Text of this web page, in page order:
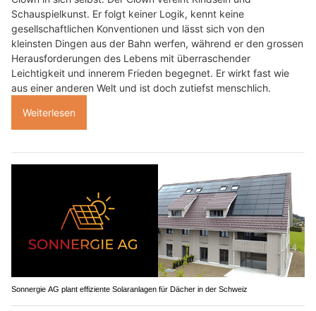
Schauspielkunst. Er folgt keiner Logik, kennt keine
gesellschaftlichen Konventionen und lässt sich von den
kleinsten Dingen aus der Bahn werfen, während er den grossen
Herausforderungen des Lebens mit überraschender
Leichtigkeit und innerem Frieden begegnet. Er wirkt fast wie
aus einer anderen Welt und ist doch zutiefst menschlich.
Weiterlesen
Sonnergie AG plant effiziente Solaranlagen für Dächer in der Schweiz